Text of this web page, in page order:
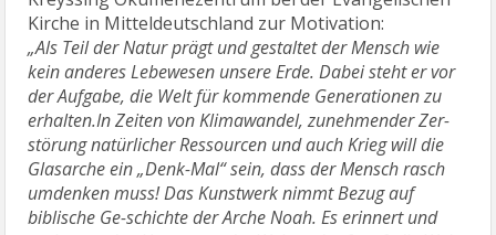
Kirche in Mitteldeutschland zur Motivation:
„Als Teil der Natur prägt und gestaltet der Mensch wie
kein anderes Lebewesen unsere Erde. Dabei steht er vor
der Aufgabe, die Welt für kommende Generationen zu
erhalten.In Zeiten von Klimawandel, zunehmender Zer-
störung natürlicher Ressourcen und auch Krieg will die
Glasarche ein „Denk-Mal“ sein, dass der Mensch rasch
umdenken muss! Das Kunstwerk nimmt Bezug auf
biblische Ge-schichte der Arche Noah. Es erinnert und